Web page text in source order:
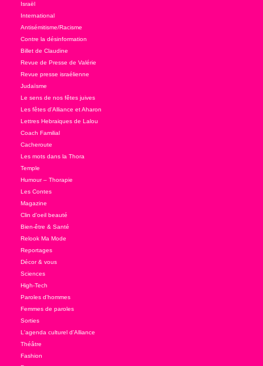
Israël
International
Antisémitisme/Racisme
Contre la désinformation
Billet de Claudine
Revue de Presse de Valérie
Revue presse israélienne
Judaïsme
Le sens de nos fêtes juives
Les fêtes d'Alliance et Aharon
Lettres Hebraiques de Lalou
Coach Familial
Cacheroute
Les mots dans la Thora
Temple
Humour – Thorapie
Les Contes
Magazine
Clin d'oeil beauté
Bien-être & Santé
Relook Ma Mode
Reportages
Décor & vous
Sciences
High-Tech
Paroles d'hommes
Femmes de paroles
Sorties
L'agenda culturel d'Alliance
Théâtre
Fashion